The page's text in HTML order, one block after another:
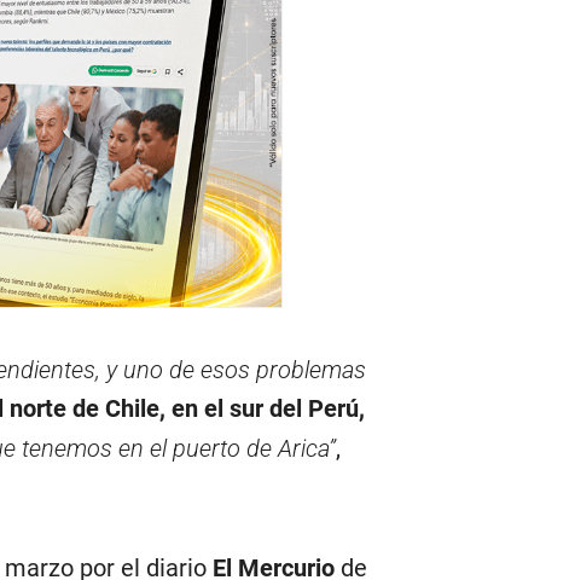
y uno de esos problemas
de Chile, en el sur del Perú,
tenemos en el puerto de Arica”,
por el diario El Mercuriode